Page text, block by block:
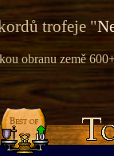
trofeje "
obranu země